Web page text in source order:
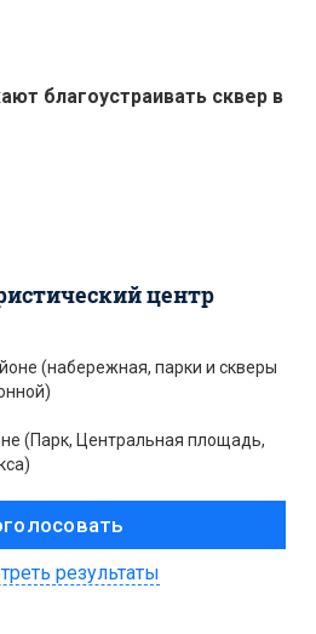
благоустраивать сквер в
центр
(набережная, парки и скверы
(Парк, Центральная площадь,
результаты